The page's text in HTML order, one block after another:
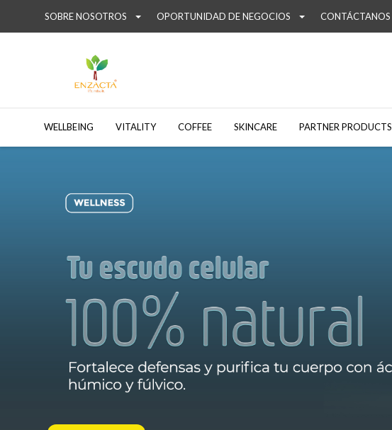
SOBRE NOSOTROS OPORTUNIDAD DE NEGOCIOS CONTÁCTANOS
WELLBEING VITALITY COFFEE SKINCARE PARTNER PRODUCTS